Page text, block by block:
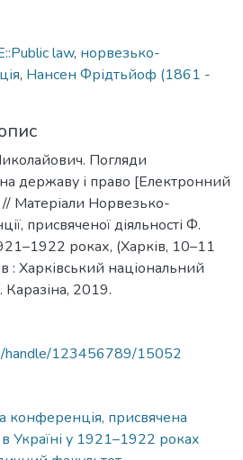
law, норвезько-
, Нансен Фрідтьйоф (1861 -
Погляди
державу і право [Електронний
Матеріали Норвезько-
присвяченої діяльності Ф.
роках, (Харків, 10–11
: Харківський національний
Каразіна, 2019.
handle/123456789/15052
конференція, присвячена
Україні у 1921–1922 роках